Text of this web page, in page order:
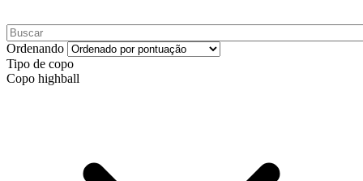
Ordenando
Tipo de copo
Copo highball